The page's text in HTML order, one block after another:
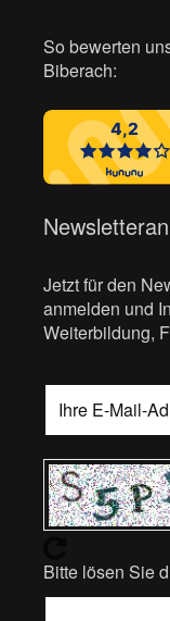
So bewerten
Biberach:
Jetzt für den
anmelden und
Weiterbildung,
Bitte lösen Sie